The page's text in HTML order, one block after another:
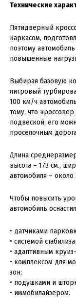
Технические
Пятидверный
каркасом,
поэтому
повышенные
Выбирая базовую
литровый
100 км/ч
тому, что
подвеской, его
проселочным
Длина
высота – 173 см.,
автомобиля – около
Чтобы повысить
автомобиль
• датчиками
• системой
• адаптивным
• комплексом для
зон;
• подушками и
• иммобилайзером.